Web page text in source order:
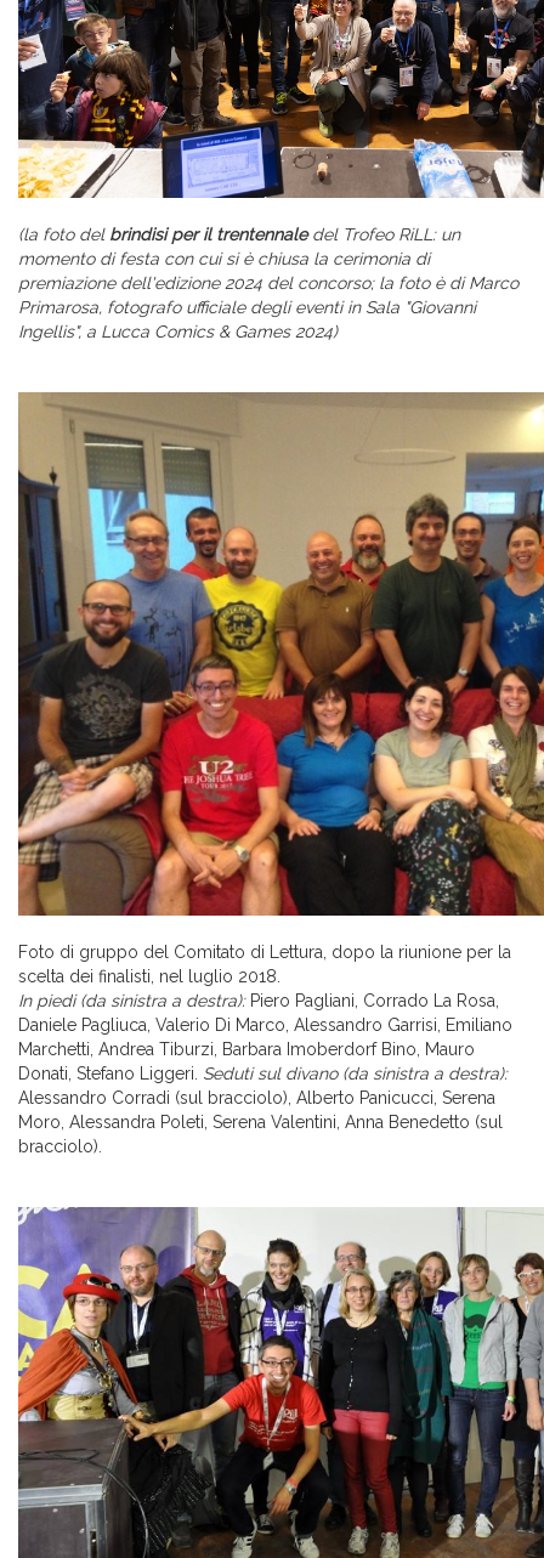
(la foto del brindisi per il trentennaledel Trofeo RiLL: un
momento di festa con cui si è chiusa la cerimonia di
premiazione dell'edizione 2024 del concorso; la foto è di Marco
Primarosa, fotografo ufficiale degli eventi in Sala "Giovanni
Ingellis", a Lucca Comics & Games 2024)
Foto di gruppo del Comitato di Lettura, dopo la riunione per la
scelta dei finalisti, nel luglio 2018.
In piedi (da sinistra a destra):Piero Pagliani, Corrado La Rosa,
Daniele Pagliuca, Valerio Di Marco, Alessandro Garrisi, Emiliano
Marchetti, Andrea Tiburzi, Barbara Imoberdorf Bino, Mauro
Donati, Stefano Liggeri. Sedutisul divano (da sinistra a destra):
Alessandro Corradi (sul bracciolo), Alberto Panicucci, Serena
Moro, Alessandra Poleti, Serena Valentini, Anna Benedetto (sul
bracciolo).